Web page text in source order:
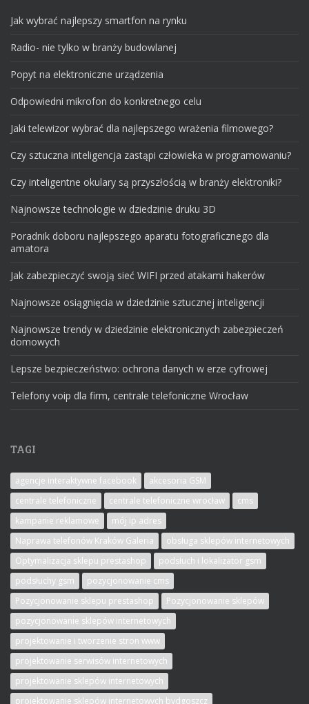
Jak wybrać najlepszy smartfon na rynku
Radio- nie tylko w branży budowlanej
Popyt na elektroniczne urządzenia
Odpowiedni mikrofon do konkretnego celu
Jaki telewizor wybrać dla najlepszego wrażenia filmowego?
Czy sztuczna inteligencja zastąpi człowieka w programowaniu?
Czy inteligentne okulary są przyszłością w branży elektroniki?
Najnowsze technologie w dziedzinie druku 3D
Poradnik doboru najlepszego aparatu fotograficznego dla
amatora
Jak zabezpieczyć swoją sieć WIFI przed atakami hakerów
Najnowsze osiągnięcia w dziedzinie sztucznej inteligencji
Najnowsze trendy w dziedzinie elektronicznych zabezpieczeń
domowych
Lepsze bezpieczeństwo: ochrona danych w erze cyfrowej
Telefony voip dla firm, centrale telefoniczne Wrocław
TAGI
agencje interaktywne facebook
akcesoria GSM
centrale telefoniczne
centrale telefoniczne wrocław
cms
kampanie reklamowe
mój ip adres
Naprawa telefonów Kraków Galeria
obsługa sklepów internetowych
Optymalizacja sklepu prestashop
podsłuch i lokalizator gsm
podsłuchy gsm
pozycjonowanie cms
Pozycjonowanie sklepu prestashop
Pozycjonowanie sklepów
pozycjonowanie sklepów internetowych
projektowanie i tworzenie stron www
projektowanie serwisów internetowych
projektowanie sklepów internetowych
projektowanie sklepów internetowych bydgoszcz